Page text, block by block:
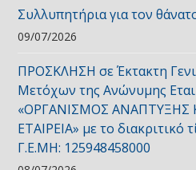
Συλλυπητήρια για τον
09/07/2026
ΠΡΟΣΚΛΗΣΗ σε Έκτακτη
Μετόχων της Ανώνυμης
«ΟΡΓΑΝΙΣΜΟΣ
ΕΤΑΙΡΕΙΑ» με το διακριτικό
Γ.Ε.ΜΗ: 125948458000